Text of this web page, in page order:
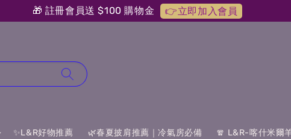
🎁 註冊會員送 $100 購物金 👉立即加入會員
✨L&R好物推薦 🌿春夏披肩推薦｜冷氣房必備 🧣 L&R-喀什米爾